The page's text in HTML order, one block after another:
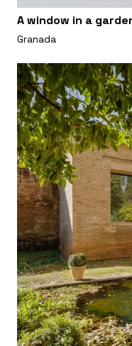
A window in a
Granada